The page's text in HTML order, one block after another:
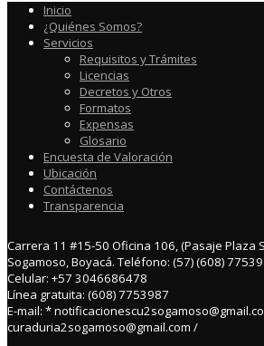
Inicio
¿Quiénes Somos?
Servicios
Requisitos y Trámites
Licencias
Decretos y Otros
Formatos
Expensas
Glosario
Encuesta de Valoración
Ubicación
Contáctenos
Transparencia
Carrera 11 #15-50 Oficina 106, (Pasaje Plaza
Sogamoso, Boyacá. Teléfono: (57) (608)
Celular: +57 3046686478
Línea gratuita: (608) 7753987
E-mail: *
curaduria2sogamoso@gmail.com /